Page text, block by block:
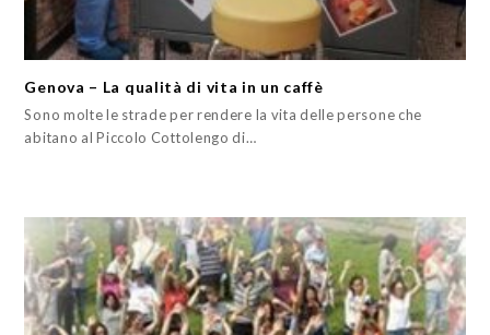
Genova – La qualità di vita in un caffè
Sono molte le strade per rendere la vita delle persone che
abitano al Piccolo Cottolengo di…